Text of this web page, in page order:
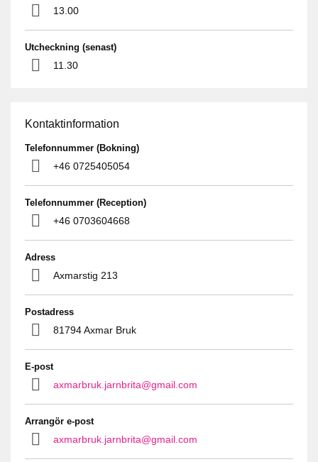
13.00
Utcheckning (senast)
11.30
Kontaktinformation
Telefonnummer (Bokning)
+46 0725405054
Telefonnummer (Reception)
+46 0703604668
Adress
Axmarstig 213
Postadress
81794 Axmar Bruk
E-post
axmarbruk.jarnbrita@gmail.com
Arrangör e-post
axmarbruk.jarnbrita@gmail.com